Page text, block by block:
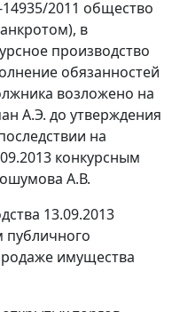
2011 общество
в
производство
обязанностей
возложено на
А.Э. до утверждения
на
конкурсным
А.В.
13.09.2013
публичного
имущества